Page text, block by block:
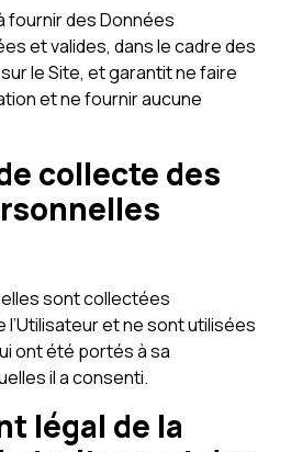
fournir des Données
et valides, dans le cadre des
le Site, et garantit ne faire
et ne fournir aucune
collecte des
sont collectées
et ne sont utilisées
ont été portés à sa
il a consenti.
légal de la